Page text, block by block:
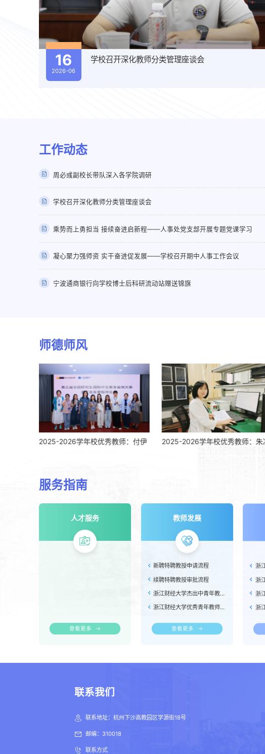
15 乘势而
工作动态
周必彧副校长带队深入各学院调研
学校召开深化教师分类管理座谈会
乘势而上勇担当 接续奋进启新程——人事处党支部开展专题党课学习
凝心聚力强师资 实干奋进促发展——学校召开期中人事工作会议
宁波通商银行向学校博士后科研流动站赠送锦旗
师德师风
2026学年校优秀教师：付伊 2025-2026学年校优秀教师：朱凌
2025-
服务指南
人才服务
查看更多
教师发展
新聘特聘教授申请流程
续聘特聘教授审批流程
浙江财经大学杰出中青年教师资助计划选拔流程
浙江财经大学优秀青年教师支持计划选拔流程
查看更多
浙江
浙江
浙江
浙江
联系我们
联系地址：杭州下沙高教园区学源街18号
邮编：310018
联系方式